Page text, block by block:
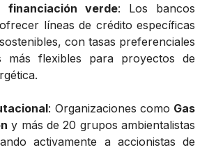
verde: Los bancos
líneas de crédito específicas
con tasas preferenciales
más flexibles para proyectos de
: Organizaciones como Gas
y más de 20 grupos ambientalistas
activamente a accionistas de